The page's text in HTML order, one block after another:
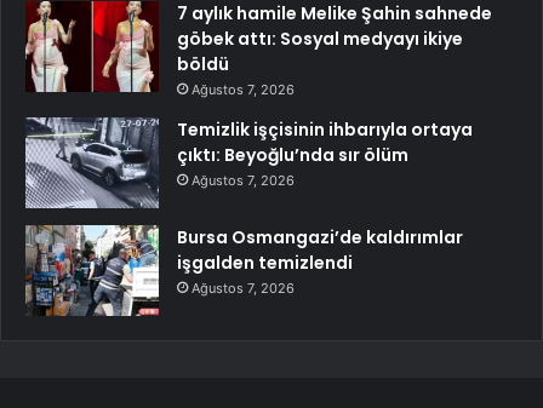
7 aylık hamile Melike Şahin sahnede
göbek attı: Sosyal medyayı ikiye
böldü
Ağustos 7, 2026
Temizlik işçisinin ihbarıyla ortaya
çıktı: Beyoğlu’nda sır ölüm
Ağustos 7, 2026
Bursa Osmangazi’de kaldırımlar
işgalden temizlendi
Ağustos 7, 2026